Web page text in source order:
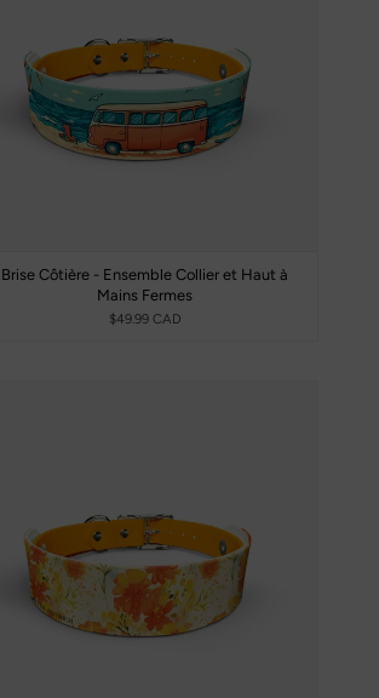
Brise Côtière - Ensemble Collier et Haut à
Mains Fermes
$49.99 CAD